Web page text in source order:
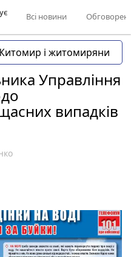
Всі новини
і житомиряни
Управління
випадків